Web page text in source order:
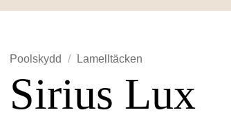
Poolskydd / Lamelltäcken
Sirius Lux